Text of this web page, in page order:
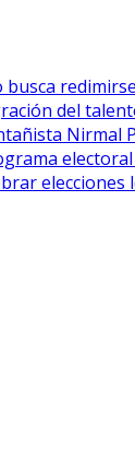
busca
del
Nirmal
elecciones